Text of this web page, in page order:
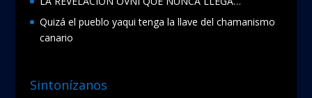
Quizá el pueblo yaqui tenga la llave del chamanismo
canario
Sintonízanos